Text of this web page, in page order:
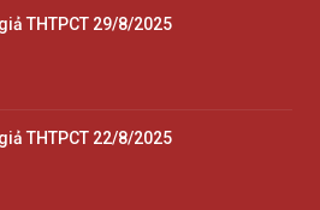
THTPCT 29/8/2025
THTPCT 22/8/2025